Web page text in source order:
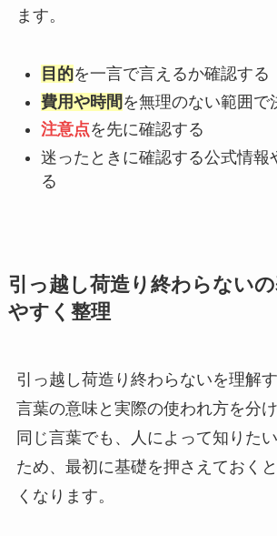
ます。
目的を一言で言えるか確認する
費用や時間 を無理のない範囲で
注意点を先に確認する
迷ったときに確認する公式情報
る
引っ越し荷造り終わらない
やすく整理
引っ越し荷造り終わらないを理解
言葉の意味と実際の使われ方を分け
同じ言葉でも、人によって知りた
ため、最初に基礎を押さえておく
くなります。